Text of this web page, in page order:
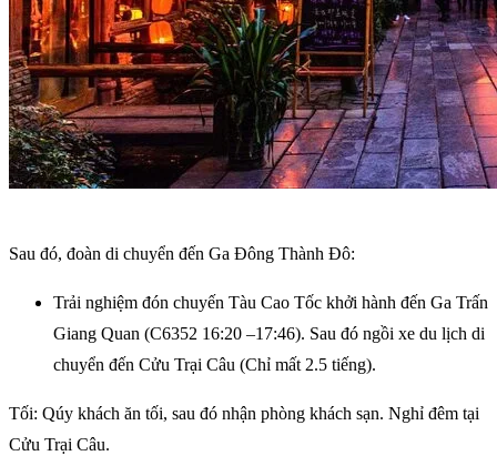
Sau đó, đoàn di chuyển đến Ga Đông Thành Đô:
Trải nghiệm đón chuyến Tàu Cao Tốc khởi hành đến Ga Trấn
Giang Quan (C6352 16:20 –17:46). Sau đó ngồi xe du lịch di
chuyển đến Cửu Trại Câu (Chỉ mất 2.5 tiếng).
Tối: Qúy khách ăn tối, sau đó nhận phòng khách sạn. Nghỉ đêm tại
Cửu Trại Câu.